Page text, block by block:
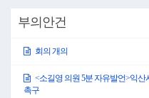
부의안건
회의 개의
<소길영 의원 5분 자유발언>익
촉구